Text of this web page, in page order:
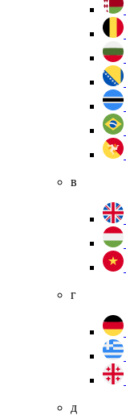
в
г
д